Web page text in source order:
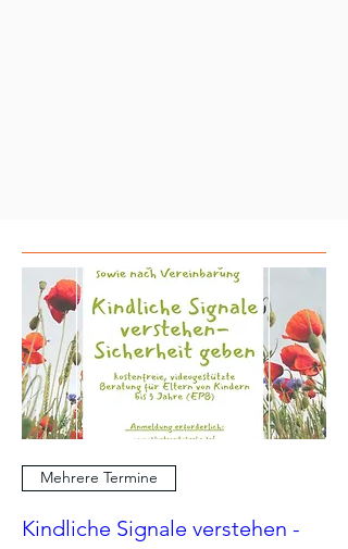
Mehrere Termine
Kindliche Signale verstehen -